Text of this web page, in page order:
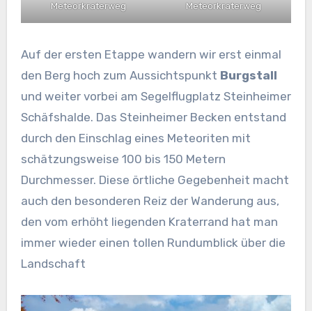
Meteorkraterweg
Meteorkraterweg
Auf der ersten Etappe wandern wir erst einmal
den Berg hoch zum Aussichtspunkt Burgstall
und weiter vorbei am Segelflugplatz Steinheimer
Schäfshalde. Das Steinheimer Becken entstand
durch den Einschlag eines Meteoriten mit
schätzungsweise 100 bis 150 Metern
Durchmesser. Diese örtliche Gegebenheit macht
auch den besonderen Reiz der Wanderung aus,
den vom erhöht liegenden Kraterrand hat man
immer wieder einen tollen Rundumblick über die
Landschaft